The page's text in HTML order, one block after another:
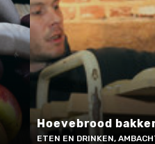
Hoevebrood
ETEN EN DRINKEN,